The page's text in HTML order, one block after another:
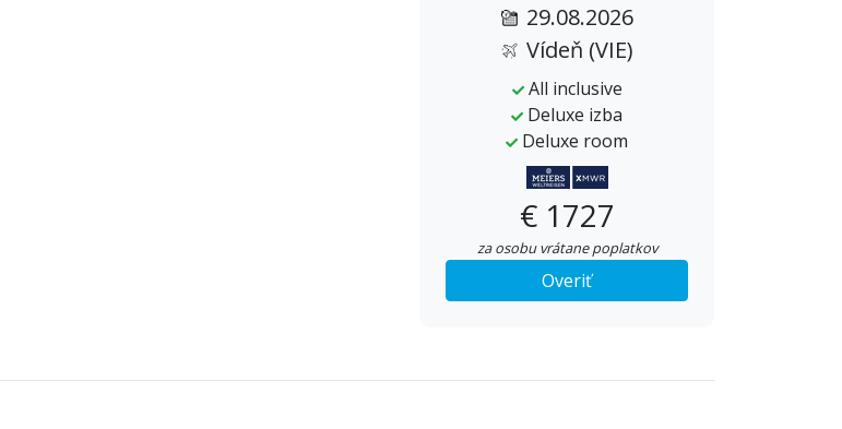
29.08.2026
Vídeň (VIE)
All inclusive
Deluxe izba
Deluxe room
€ 1727
za osobu vrátane poplatkov
Overiť